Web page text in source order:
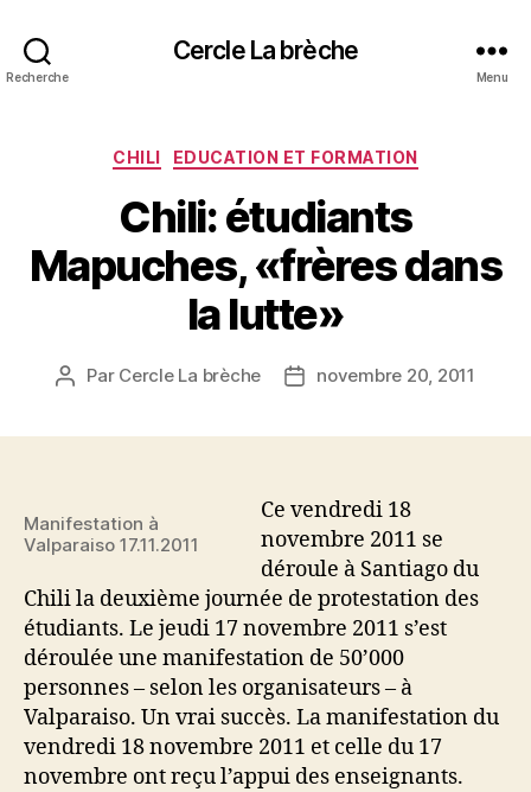
Recherche
Cercle La brèche
Menu
Catégories
CHILI EDUCATION ET FORMATION
Chili: étudiants
Mapuches, «frères dans
la lutte»
Auteur
Par Cercle La brèche
Datenovembre 20, 2011
Manifestation à
Valparaiso 17.11.2011
Ce vendredi 18
novembre 2011 se
déroule à Santiago du
Chili la deuxième journée de protestation des
étudiants. Le jeudi 17 novembre 2011 s’est
déroulée une manifestation de 50’000
personnes – selon les organisateurs – à
Valparaiso. Un vrai succès. La manifestation du
vendredi 18 novembre 2011 et celle du 17
novembre ont reçu l’appui des enseignants.